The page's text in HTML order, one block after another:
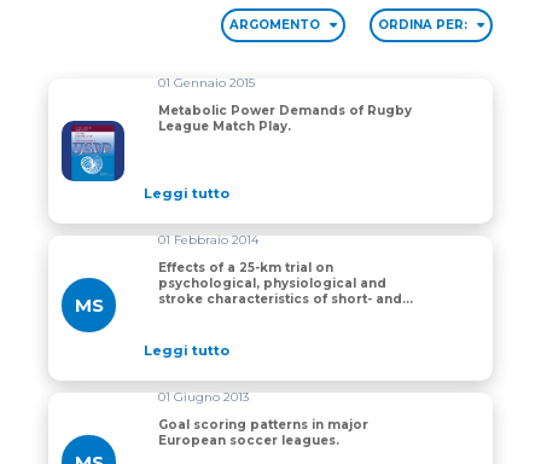
ARGOMENTO ORDINA PER:
Metabolic Power Demands of Rugby League Match
01 Gennaio 2015
Metabolic Power Demands of Rugby
League Match Play.
Leggi tutto
MS
01 Febbraio 2014
Effects of a 25-km trial on
psychological, physiological and
stroke characteristics of short- and
Leggi tutto
01 Giugno 2013
Goal scoring patterns in major
European soccer leagues.